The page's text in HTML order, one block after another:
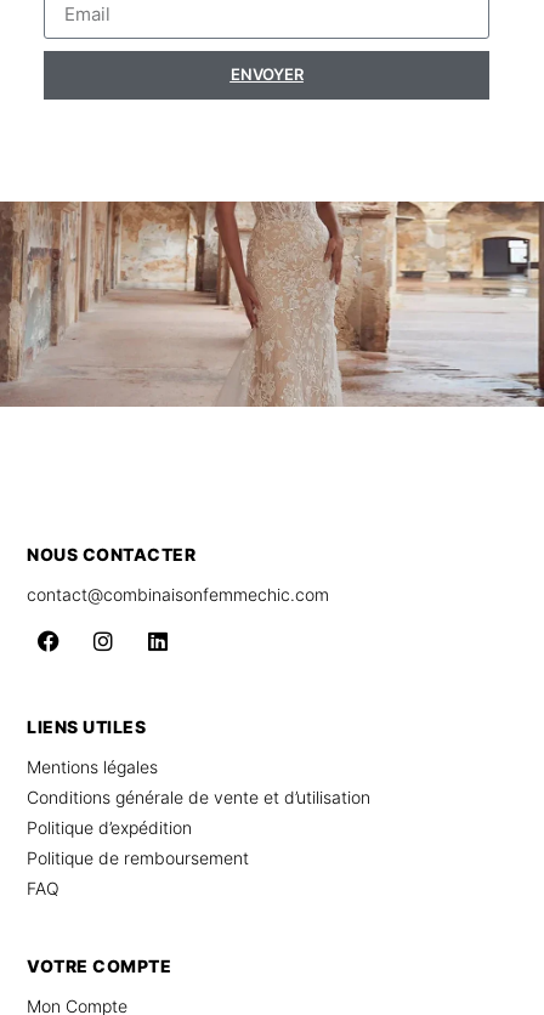
ENVOYER
NOUS CONTACTER
contact@combinaisonfemmechic.com
LIENS UTILES
Mentions légales
Conditions générale de vente et d’utilisation
Politique d’expédition
Politique de remboursement
FAQ
VOTRE COMPTE
Mon Compte